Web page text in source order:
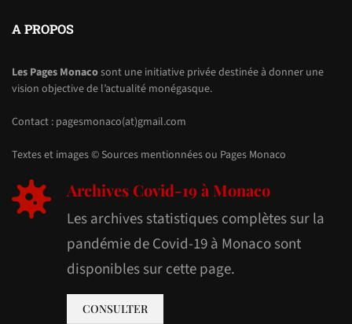
A PROPOS
Les Pages Monacosont une initiative privée destinée à donner une
vision objective de l’actualité monégasque.
Contact : pagesmonaco(at)gmail.com
Textes et images © Sources mentionnées ou Pages Monaco
Archives Covid-19 à Monaco
Les archives statistiques complètes sur la
pandémie de Covid-19 à Monaco sont
disponibles sur cette page.
CONSULTER